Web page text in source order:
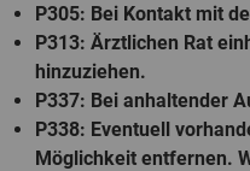
P305: Bei Kontakt mit
P313: Ärztlichen Rat
hinzuziehen.
P337: Bei anhaltender
P338: Eventuell
Möglichkeit entfernen.